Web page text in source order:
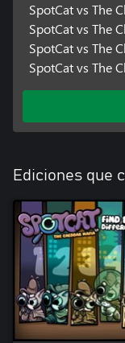
SpotCat vs The
SpotCat vs The
SpotCat vs The
SpotCat vs The
Ediciones que